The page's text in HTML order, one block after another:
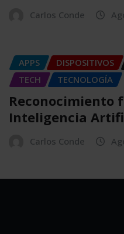
Carlos Conde
APPS DISPOSITIVOS
TECH
TECNOLOGÍA
Reconocimiento
Inteligencia
Carlos Conde